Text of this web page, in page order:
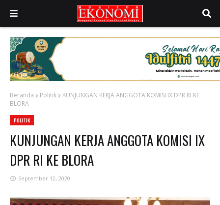
Beranda Politik
KUNJUNGAN KERJA ANGGOTA KOMISI IX DPR RI KE
BLORA
POLITIK
KUNJUNGAN KERJA ANGGOTA KOMISI IX
DPR RI KE BLORA
September 12, 2020